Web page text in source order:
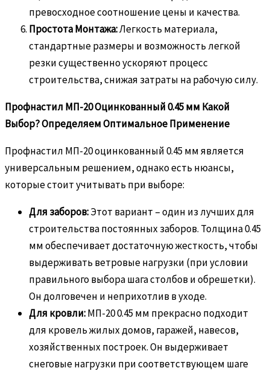
превосходное соотношение цены и качества.
Простота Монтажа:Легкость материала,
стандартные размеры и возможность легкой
резки существенно ускоряют процесс
строительства, снижая затраты на рабочую силу.
Профнастил МП-20 Оцинкованный 0.45 мм Какой
Выбор? Определяем Оптимальное Применение
Профнастил МП-20 оцинкованный 0.45 мм является
универсальным решением, однако есть нюансы,
которые стоит учитывать при выборе:
Для заборов:Этот вариант – один из лучших для
строительства постоянных заборов. Толщина 0.45
мм обеспечивает достаточную жесткость, чтобы
выдерживать ветровые нагрузки (при условии
правильного выбора шага столбов и обрешетки).
Он долговечен и неприхотлив в уходе.
Для кровли:МП-20 0.45 мм прекрасно подходит
для кровель жилых домов, гаражей, навесов,
хозяйственных построек. Он выдерживает
снеговые нагрузки при соответствующем шаге